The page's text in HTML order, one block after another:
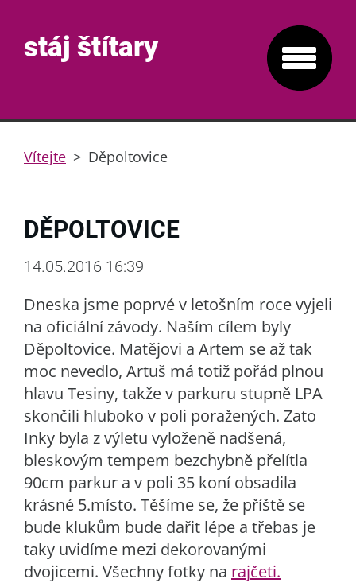
stáj štítary
Vítejte > Děpoltovice
DĚPOLTOVICE
14.05.2016 16:39
Dneska jsme poprvé v letošním roce vyjeli
na oficiální závody. Naším cílem byly
Děpoltovice. Matějovi a Artem se až tak
moc nevedlo, Artuš má totiž pořád plnou
hlavu Tesiny, takže v parkuru stupně LPA
skončili hluboko v poli poražených. Zato
Inky byla z výletu vyloženě nadšená,
bleskovým tempem bezchybně přelítla
90cm parkur a v poli 35 koní obsadila
krásné 5.místo. Těšíme se, že příště se
bude klukům bude dařit lépe a třebas je
taky uvidíme mezi dekorovanými
dvojicemi. Všechny fotky na rajčeti.